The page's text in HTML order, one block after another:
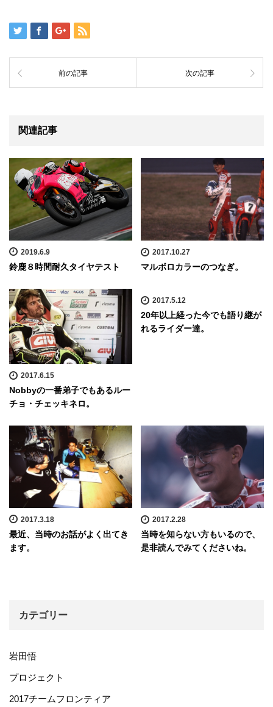
前の記事 次の記事
関連記事
2019.6.9
鈴鹿８時間耐久タイヤテスト
2017.10.27
マルボロカラーのつなぎ。
2017.6.15
Nobbyの一番弟子でもあるルー
チョ・チェッキネロ。
2017.5.12
20年以上経った今でも語り継が
れるライダー達。
2017.3.18
最近、当時のお話がよく出てき
ます。
2017.2.28
当時を知らない方もいるので、
是非読んでみてくださいね。
カテゴリー
岩田悟
プロジェクト
2017チームフロンティア